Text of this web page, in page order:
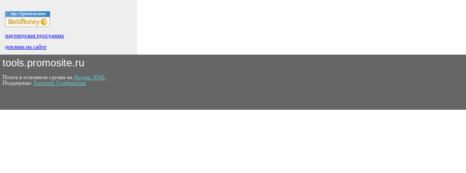
партнерская программа
реклама на сайте
tools.promosite.ru
Поиск в основном сделан на Яндекс.XML
Поддержка: Евгений Трофименко